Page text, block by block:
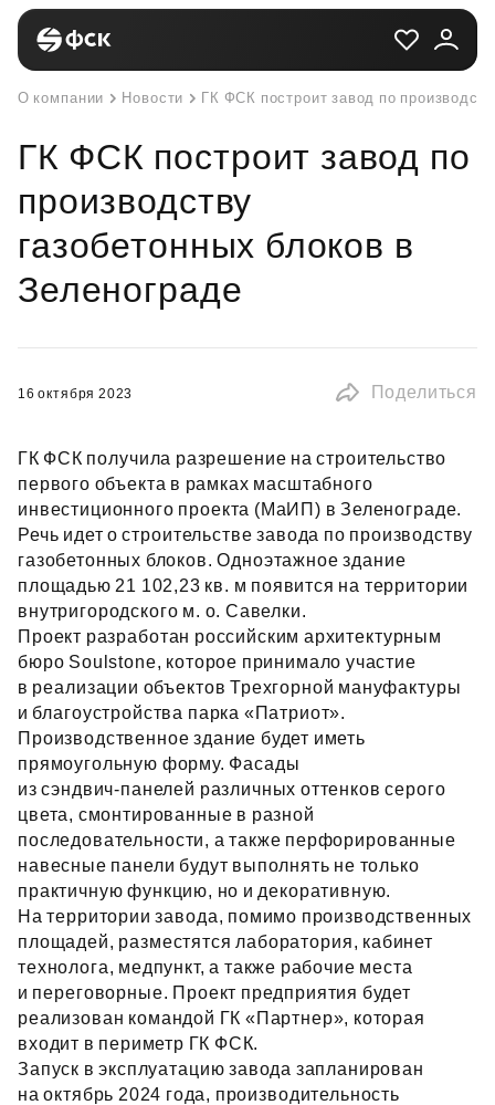
О компании Новости ГК ФСК построит завод по
ГК ФСК построит завод по
производству
газобетонных блоков в
Зеленограде
16 октября 2023 Поделиться
ГК ФСК получила разрешение на строительство
первого объекта в рамках масштабного
инвестиционного проекта (МаИП) в Зеленограде.
Речь идет о строительстве завода по производству
газобетонных блоков. Одноэтажное здание
площадью 21 102,23 кв. м появится на территории
внутригородского м. о. Савелки.
Проект разработан российским архитектурным
бюро Soulstone, которое принимало участие
в реализации объектов Трехгорной мануфактуры
и благоустройства парка «Патриот».
Производственное здание будет иметь
прямоугольную форму. Фасады
из сэндвич‑панелей различных оттенков серого
цвета, смонтированные в разной
последовательности, а также перфорированные
навесные панели будут выполнять не только
практичную функцию, но и декоративную.
На территории завода, помимо производственных
площадей, разместятся лаборатория, кабинет
технолога, медпункт, а также рабочие места
и переговорные. Проект предприятия будет
реализован командой ГК «Партнер», которая
входит в периметр ГК ФСК.
Запуск в эксплуатацию завода запланирован
на октябрь 2024 года, производительность